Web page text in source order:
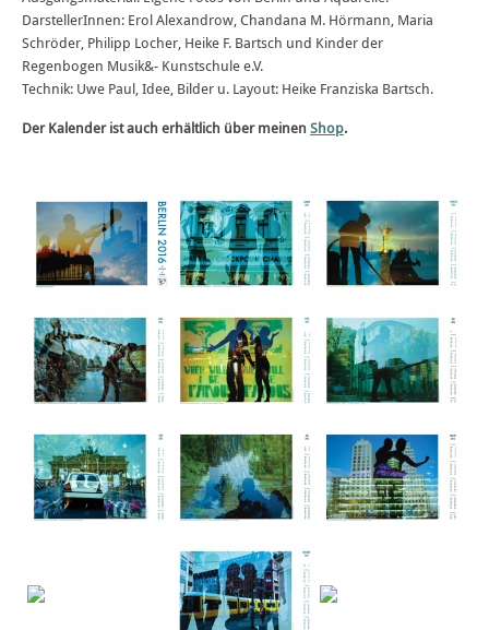
DarstellerInnen: Erol Alexandrow, Chandana M. Hörmann, Maria
Schröder, Philipp Locher, Heike F. Bartsch und Kinder der
Regenbogen Musik&- Kunstschule e.V.
Technik: Uwe Paul, Idee, Bilder u. Layout: Heike Franziska Bartsch.
Der Kalender ist auch erhältlich über meinen Shop.